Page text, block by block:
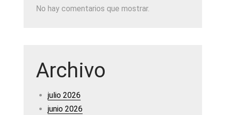
No hay comentarios que mostrar.
Archivo
julio 2026
junio 2026